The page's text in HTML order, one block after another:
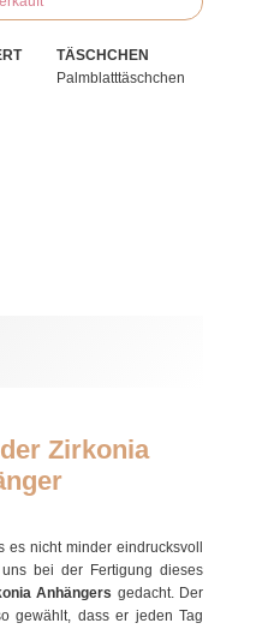
TÄSCHCHEN
Palmblatttäschchen
Zirkonia
nicht minder eindrucksvoll
bei der Fertigung dieses
Anhängers gedacht. Der
gewählt, dass er jeden Tag